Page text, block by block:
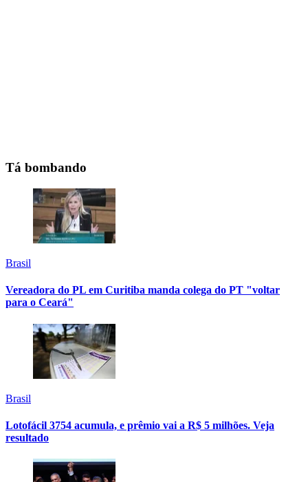
Tá bombando
Brasil
Vereadora do PL em Curitiba manda colega do PT "voltar
para o Ceará"
Brasil
Lotofácil 3754 acumula, e prêmio vai a R$ 5 milhões. Veja
resultado